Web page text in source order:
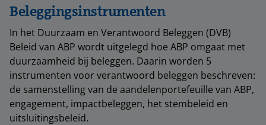
Beleggingsinstrumenten
In het Duurzaam en Verantwoord Beleggen (DVB)
Beleid van ABP wordt uitgelegd hoe ABP omgaat met
duurzaamheid bij beleggen. Daarin worden 5
instrumenten voor verantwoord beleggen beschreven:
de samenstelling van de aandelenportefeuille van ABP,
engagement, impactbeleggen, het stembeleid en
uitsluitingsbeleid.